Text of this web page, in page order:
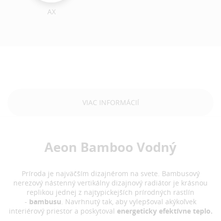
AX
VIAC INFORMÁCIÍ
Aeon Bamboo Vodný
Príroda je najväčším dizajnérom na svete. Bambusový
nerezový nástenný vertikálny dizajnový radiátor je krásnou
replikou jednej z najtypickejších prírodných rastlín
- bambusu . Navrhnutý tak, aby vylepšoval akýkoľvek
interiérový priestor a poskytoval energeticky efektívne teplo.